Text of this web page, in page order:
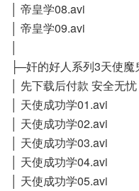
│ 帝皇学08.avi
│ 帝皇学09.avi
├─奸的好人系列3天使魔
│ 先下载后付款 安全无
│ 天使成功学01.avi
│ 天使成功学02.avi
│ 天使成功学03.avi
│ 天使成功学04.avi
│ 天使成功学05.avi